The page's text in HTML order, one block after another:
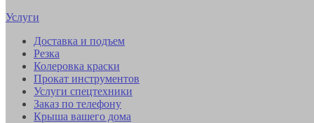
Услуги
Доставка и подъем
Резка
Колеровка краски
Прокат инструментов
Услуги спецтехники
Заказ по телефону
Крыша вашего дома